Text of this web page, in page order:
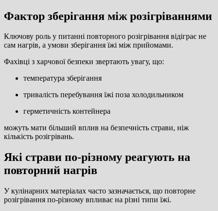
Фактор зберігання між розігріваннями
Ключову роль у питанні повторного розігрівання відіграє не
сам нагрів, а умови зберігання їжі між прийомами.
Фахівці з харчової безпеки звертають увагу, що:
температура зберігання
тривалість перебування їжі поза холодильником
герметичність контейнера
можуть мати більший вплив на безпечність страви, ніж
кількість розігрівань.
Які страви по-різному реагують на
повторний нагрів
У кулінарних матеріалах часто зазначається, що повторне
розігрівання по-різному впливає на різні типи їжі.